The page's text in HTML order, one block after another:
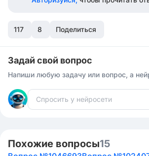
117 8 Поделиться
Задай свой вопрос
Напиши любую задачу или вопрос, а
Похожие вопросы15